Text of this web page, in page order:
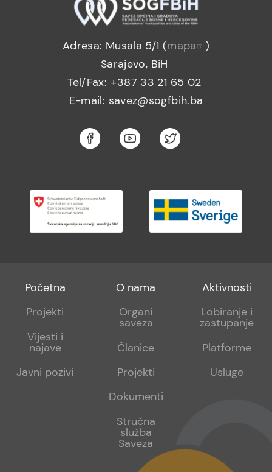
Adresa: Musala 5/1 (mapa
)
Sarajevo, BiH
Tel/Fax: +387 33 21 65 02
E-mail: savez@sogfbih.ba
Footer
menu
Početna
Projekti
Vijesti i
najave
Javni pozivi
Footer
sub
O nama
Organi
saveza
Članice
Projekti
Dokumenti
Stručna
služba
Saveza
Footer
sub
Aktivnosti
Lobiranje i
zastupanje
Platforme
Usluge